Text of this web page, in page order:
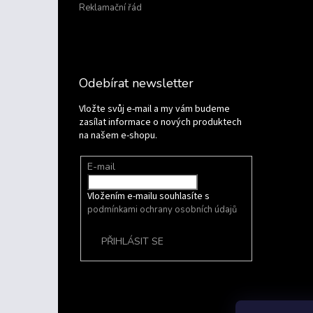
Reklamační řád
Odebírat newsletter
Vložte svůj e-mail a my vám budeme
zasílat informace o nových produktech
na našem e-shopu.
E-mail
Vložením e-mailu souhlasíte s
podmínkami ochrany osobních údajů
PŘIHLÁSIT SE